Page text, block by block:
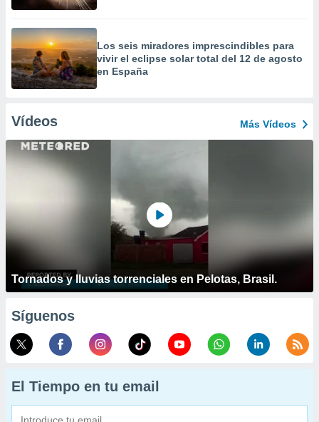
Los seis miradores imprescindibles para
vivir el eclipse solar total del 12 de agosto
en España
Vídeos Más Vídeos
Tornados y lluvias torrenciales en Pelotas, Brasil.
Síguenos
El Tiempo en tu email